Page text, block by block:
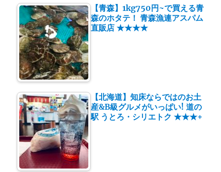
【青森】1kg750円~で買える青
森のホタテ！ 青森漁連アスパム
直販店 ★★★★
【北海道】知床ならではのお土
産&B級グルメがいっぱい! 道の
駅 うとろ・シリエトク ★★★+